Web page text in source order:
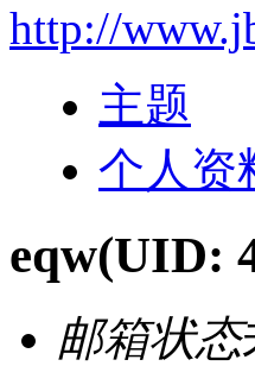
http://
主题
个人资
eqw(UID:
邮箱状态